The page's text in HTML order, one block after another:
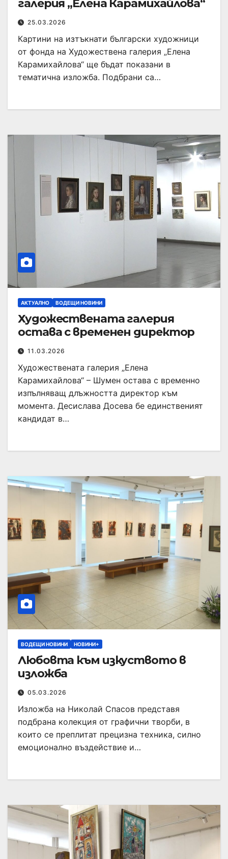
галерия „Елена Карамихайлова“
25.03.2026
Картини на изтъкнати български художници
от фонда на Художествена галерия „Елена
Карамихайлова“ ще бъдат показани в
тематична изложба. Подбрани са…
АКТУАЛНО ВОДЕЩИ НОВИНИ
Художествената галерия
остава с временен директор
11.03.2026
Художествената галерия „Елена
Карамихайлова“ – Шумен остава с временно
изпълняващ длъжността директор към
момента. Десислава Досева бе единственият
кандидат в…
ВОДЕЩИ НОВИНИ НОВИНИ+
Любовта към изкуството в
изложба
05.03.2026
Изложба на Николай Спасов представя
подбрана колекция от графични творби, в
които се преплитат прецизна техника, силно
емоционално въздействие и…